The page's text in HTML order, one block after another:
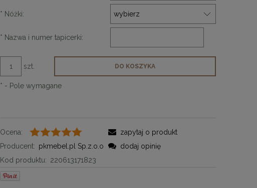
* Nóżki:
* Nazwa i numer tapicerki:
szt. DO KOSZYKA
* - Pole wymagane
Ocena:
Producent: pkmebel.pl Sp.z.o.o
Kod produktu: 220613171823
zapytaj o produkt
dodaj opinię